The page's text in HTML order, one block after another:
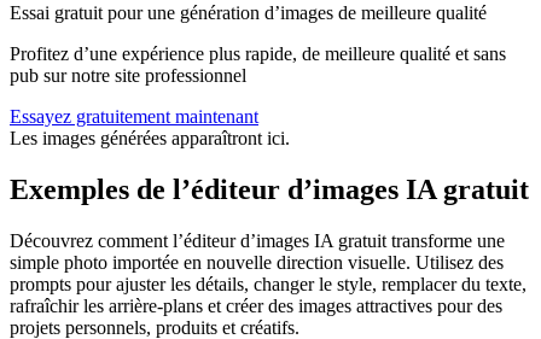
Essai gratuit pour une génération d’images de meilleure qualité
Profitez d’une expérience plus rapide, de meilleure qualité et sans
pub sur notre site professionnel
Essayez gratuitement maintenant
Les images générées apparaîtront ici.
Exemples de l’éditeur d’images IA gratuit
Découvrez comment l’éditeur d’images IA gratuit transforme une
simple photo importée en nouvelle direction visuelle. Utilisez des
prompts pour ajuster les détails, changer le style, remplacer du texte,
rafraîchir les arrière-plans et créer des images attractives pour des
projets personnels, produits et créatifs.